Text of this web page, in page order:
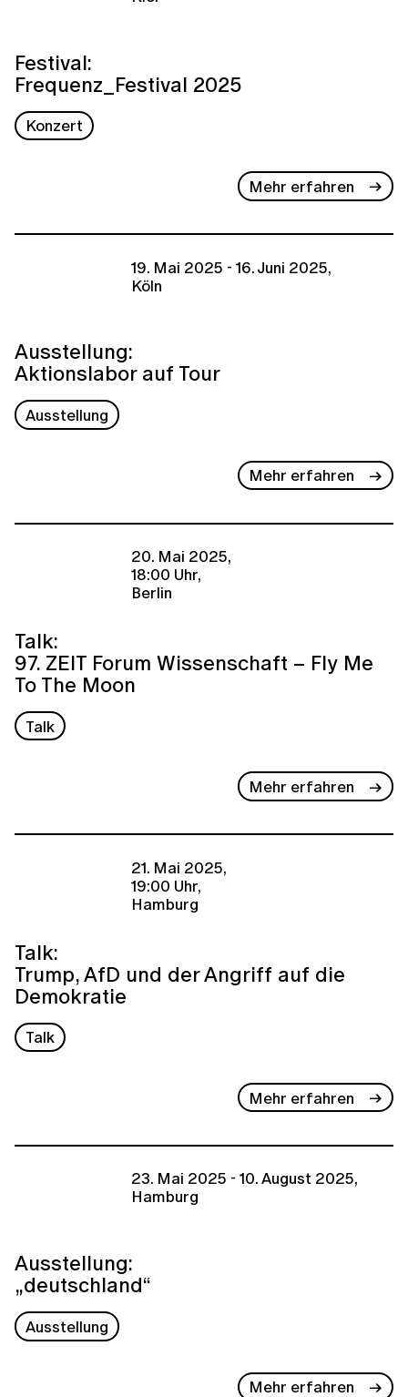
Festival:
Frequenz_Festival 2025
Konzert
Mehr erfahren
19. Mai 2025 - 16. Juni 2025,
Köln
Ausstellung:
Aktionslabor auf Tour
Ausstellung
Mehr erfahren
20. Mai 2025,
18:00 Uhr,
Berlin
Talk:
97. ZEIT Forum Wissenschaft – Fly Me
To The Moon
Talk
Mehr erfahren
21. Mai 2025,
19:00 Uhr,
Hamburg
Talk:
Trump, AfD und der Angriff auf die
Demokratie
Talk
Mehr erfahren
23. Mai 2025 - 10. August 2025,
Hamburg
Ausstellung:
„deutschland“
Ausstellung
Mehr erfahren